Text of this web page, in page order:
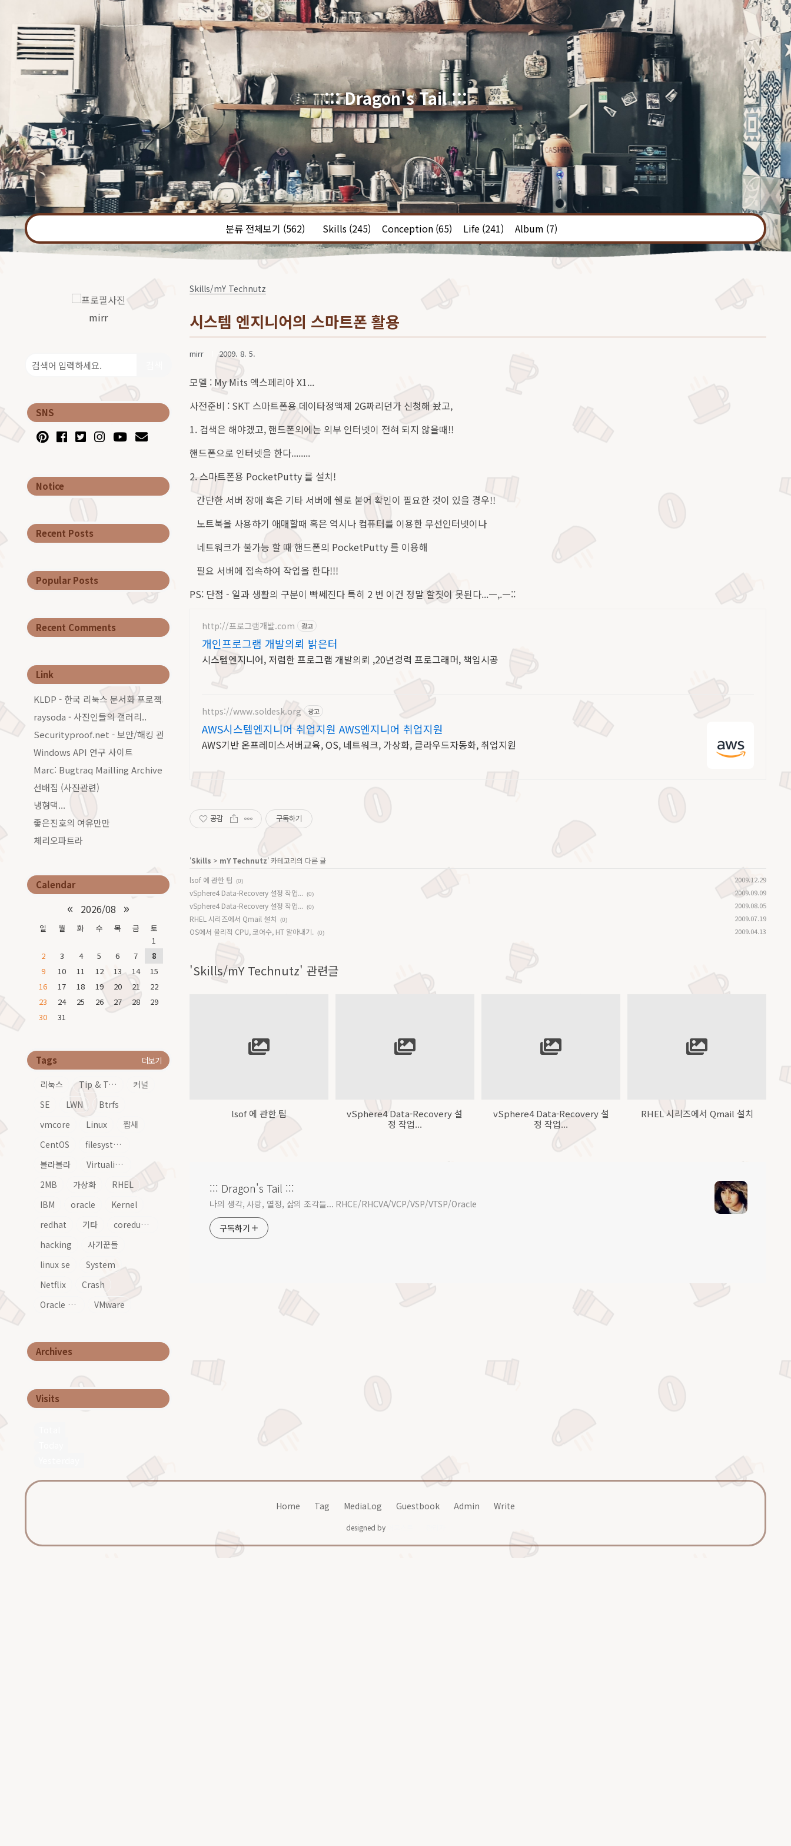
분류 전체보기 (562) Skills (245) Conception (65) Life (241) Album (7)
::: Dragon's Tail :::
mirr
SNS
Notice
Recent Posts
Popular Posts
Recent Comments
Link
KLDP - 한국 리눅스 문서화 프로젝트그룹
raysoda - 사진인들의 갤러리..
Securityproof.net - 보안/해킹 관련 커…
Windows API 연구 사이트
Marc: Bugtraq Mailling Archive…
선배집 (사진관련)
냉형댁...
좋은진호의 여유만만
체리오파트라
Calendar
« 2026/08 »
일 월 화 수 목 금
토
1
2
3 4 5 6 7
8
9
10 11 12 13 14
15
16
17 18 19 20 21
22
23
24 25 26 27 28
29
30
31
Tags 더보기
리눅스 Tip & Tech
커널
SE
LWN
Btrfs
vmcore
Linux
짭새
CentOS
filesystem
블라블라
Virtualization
2MB
가상화
RHEL
IBM
oracle
Kernel
redhat
기타
coredump
hacking
사기꾼들
linux se
System
Netflix
Crash
Oracle Linux
VMware
Archives
Visits
Skills/mY Technutz
시스템 엔지니어의 스마트폰 활용
mirr 2009. 8. 5.
모델 : My Mits 엑스페리아 X1...
사전준비 : SKT 스마트폰용 데이타정액제 2G짜리던가 신청해 놨고,
1. 검색은 해야겠고, 핸드폰외에는 외부 인터넷이 전혀 되지 않을때!!
핸드폰으로 인터넷을 한다........
2. 스마트폰용 PocketPutty 를 설치!
간단한 서버 장애 혹은 기타 서버에 쉘로 붙어 확인이 필요한 것이 있을 경우!!
노트북을 사용하기 애매할때 혹은 역시나 컴퓨터를 이용한 무선인터넷이나
네트워크가 불가능 할 때 핸드폰의 PocketPutty 를 이용해
필요 서버에 접속하여 작업을 한다!!!
PS: 단점 - 일과 생활의 구분이 빡쎄진다 특히 2 번 이건 정말 할짓이 못된다...ㅡ,.ㅡ::
http://프로그램개발.com 광고
개인프로그램 개발의뢰 밝은터
시스템엔지니어, 저렴한 프로그램 개발의뢰 ,20년경력 프로그래머, 책임시공
https://www.soldesk.org 광고
AWS시스템엔지니어 취업지원 AWS엔지니어 취업지원
AWS기반 온프레미스서버교육, OS, 네트워크, 가상화, 클라우드자동화, 취업지원
공감 구독하기
'Skills > mY Technutz' 카테고리의 다른 글
lsof 에 관한 팁
(0) 2009.12.29
vSphere4 Data-Recovery 설정 작업... (0) 2009.09.09
vSphere4 Data-Recovery 설정 작업... (0) 2009.08.05
RHEL 시리즈에서 Qmail 설치 (0) 2009.07.19
OS에서 물리적 CPU, 코어수, HT 알아내기. (0) 2009.04.13
'Skills/mY Technutz' 관련글
lsof 에 관한 팁
vSphere4 Data-Recovery 설
정 작업...
vSphere4 Data-Recovery 설
정 작업...
RHEL 시리즈에서 Qmail 설치
::: Dragon's Tail :::
나의 생각, 사랑, 열정, 삶의 조각들... RHCE/RHCVA/VCP/VSP/VTSP/Oracle
구독하기
Home Tag MediaLog Guestbook Admin Write
designed by